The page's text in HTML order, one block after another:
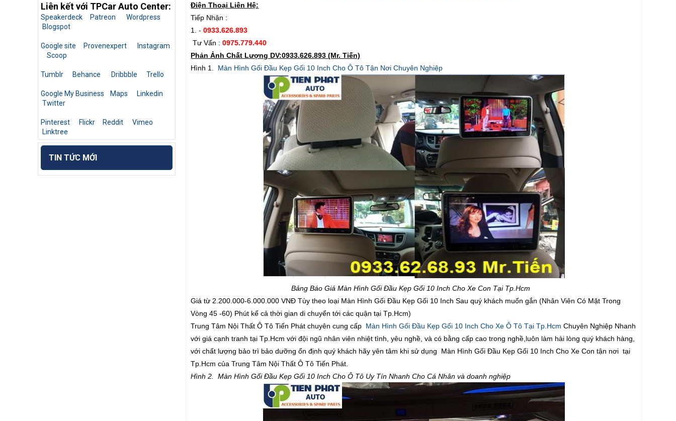
Liên kết với TPCar Auto Center:
Speakerdeck Patreon
Wordpress
Blogspot
Google site Provenexpert
Instagram
Scoop
Tumblr Behance Dribbble Trello
Google My Business Maps
Linkedin
Twitter
Pinterest Flickr Reddit
Vimeo
Linktree
TIN TỨC MỚI
Điện Thoại Liên Hệ:
Tiếp Nhận :
1. -0933.626.893
Tư Vấn :0975.779.440
Phản Ảnh Chất Lượng DV:0933.626.893 (Mr. Tiến)
Hình 1. Màn Hình Gối Đầu Kẹp Gối 10 Inch Cho Ô Tô Tận Nơi Chuyên Nghiệp
Bảng Báo Giá Màn Hình Gối Đầu Kẹp Gối 10 Inch Cho Xe Con Tại Tp.Hcm
Giá từ 2.200.000-6.000.000 VNĐ Tùy theo loại Màn Hình Gối Đầu Kẹp Gối 10 Inch Sau quý khách muốn gắn (Nhân Viên Có Mặt Trong
Vòng 45 -60) Phút kể cả thời gian di chuyển tới các quận tại Tp.Hcm)
Trung Tâm Nội Thất Ô Tô Tiến Phát chuyên cung cấp Màn Hình Gối Đầu Kẹp Gối 10 Inch Cho Xe Ô Tô Tại Tp.Hcm Chuyên Nghiệp Nhanh
với giá cạnh tranh tại Tp.Hcm với đội ngũ nhân viên nhiệt tình, yêu nghề, và có bằng cấp cao trong nghề,luôn làm hài lòng quý khách hàng,
với chất lượng bảo trì bảo dưỡng ổn định quý khách hãy yên tâm khi sử dụng Màn Hình Gối Đầu Kẹp Gối 10 Inch Cho Xe Con tận nơi tại
Tp.Hcm của Trung Tâm Nội Thất Ô Tô Tiến Phát.
Hình 2. Màn Hình Gối Đầu Kẹp Gối 10 Inch Cho Ô Tô Uy Tín Nhanh Cho Cá Nhân và doanh nghiệp